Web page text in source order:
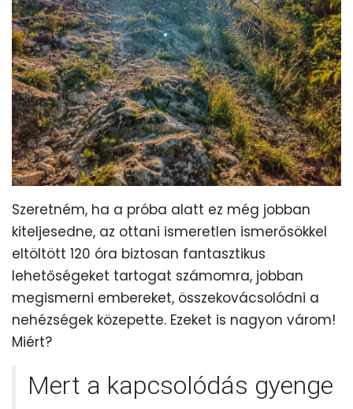
Szeretném, ha a próba alatt ez még jobban
kiteljesedne, az ottani ismeretlen ismerősökkel
eltöltött 120 óra biztosan fantasztikus
lehetőségeket tartogat számomra, jobban
megismerni embereket, összekovácsolódni a
nehézségek közepette. Ezeket is nagyon várom!
Miért?
Mert a kapcsolódás gyenge